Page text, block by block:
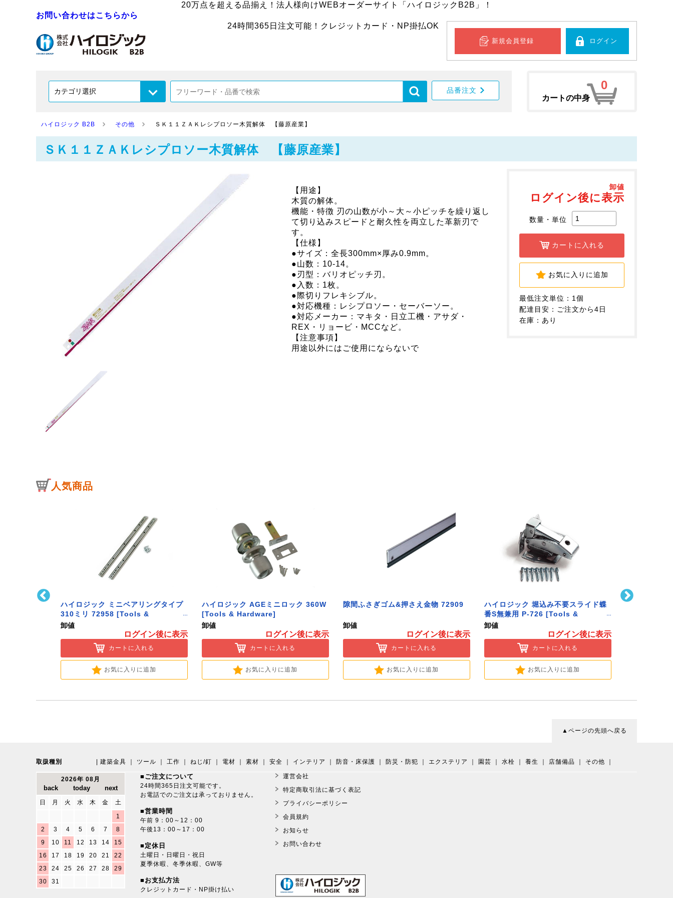
20万点を超える品揃え！法人様向けWEBオーダーサイト「ハイロジックB2B」！
お問い合わせはこちらから
24時間365日注文可能！クレジットカード・NP掛払OK
新規会員登録 ログイン
品番注文
カートの中身
0
ハイロジック B2B その他 ＳＫ１１ＺＡＫレシプロソー木質解体 【藤原産業】
ＳＫ１１ＺＡＫレシプロソー木質解体 【藤原産業】
卸値
ログイン後に表示
数量・単位
カートに入れる
お気に入りに追加
最低注文単位：1個
配達目安：ご注文から4日
在庫：あり
【用途】
木質の解体。
機能・特徴 刃の山数が小～大～小ピッチを繰り返し
て切り込みスピードと耐久性を両立した革新刃で
す。
【仕様】
●サイズ：全長300mm×厚み0.9mm。
●山数：10-14。
●刃型：バリオピッチ刃。
●入数：1枚。
●際切りフレキシブル。
●対応機種：レシプロソー・セーバーソー。
●対応メーカー：マキタ・日立工機・アサダ・
REX・リョービ・MCCなど。
【注意事項】
用途以外にはご使用にならないで
人気商品
ハイロジック ミニベアリングタイプ
310ミリ 72958 [Tools &
Hardware]
卸値
ログイン後に表示
カートに入れる
お気に入りに追加
ハイロジック AGEミニロック 360W
[Tools & Hardware]
卸値
ログイン後に表示
カートに入れる
お気に入りに追加
隙間ふさぎゴム&押さえ金物 72909
卸値
ログイン後に表示
カートに入れる
お気に入りに追加
ハイロジック 堀込み不要スライド蝶
番S無兼用 P-726 [Tools &
Hardware]
卸値
ログイン後に表示
カートに入れる
お気に入りに追加
▲ページの先頭へ戻る
取扱種別 建築金具 ツール 工作 ねじ/釘 電材 素材 安全 インテリア 防音・床保護 防災・防犯 エクステリア 園芸 水栓 養生 店舗備品 その他
2026年 08月
日 月 火 水 木 金
土
1
2
3 4 5 6 7
8
9
10 11 12 13 14
15
16
17 18 19 20 21
22
23
24 25 26 27 28
29
30
31
■ご注文について
24時間365日注文可能です。
お電話でのご注文は承っておりません。
■営業時間
午前 9：00～12：00
午後13：00～17：00
■定休日
土曜日・日曜日・祝日
夏季休暇、冬季休暇、GW等
■お支払方法
クレジットカード・NP掛け払い
運営会社
特定商取引法に基づく表記
プライバシーポリシー
会員規約
お知らせ
お問い合わせ